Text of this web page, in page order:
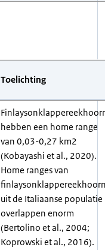
Toelichting
hebben een home range
van 0,03-0,27 km2
(Kobayashi et al., 2020).
Home ranges van
uit de Italiaanse populatie
overlappen enorm
(Bertolino et al., 2004;
Koprowski et al., 2016).